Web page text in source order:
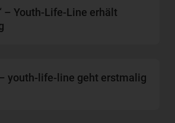
– Youth-Life-Line erhält
youth-life-line geht erstmalig